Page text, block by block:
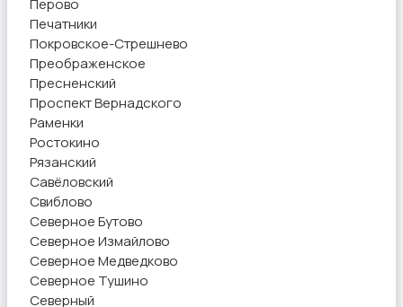
Печатники
Покровское-Стрешнево
Преображенское
Пресненский
Проспект Вернадского
Раменки
Ростокино
Рязанский
Савёловский
Свиблово
Северное Бутово
Северное Измайлово
Северное Медведково
Северное Тушино
Северный